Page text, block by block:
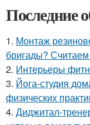
Последние
1. Монтаж
бригады?
2. Интерьеры
3. Йога-студия
физических
4. Диджитал-